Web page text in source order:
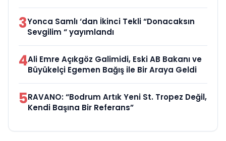
3Yonca Samlı ‘dan İkinci Tekli “Donacaksın
Sevgilim “ yayımlandı
4Ali Emre Açıkgöz Galimidi, Eski AB Bakanı ve
Büyükelçi Egemen Bağış ile Bir Araya Geldi
5RAVANO: “Bodrum Artık Yeni St. Tropez Değil,
Kendi Başına Bir Referans”